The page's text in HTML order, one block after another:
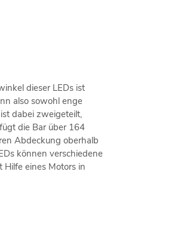
dieser LEDs ist
also sowohl enge
dabei zweigeteilt,
die Bar über 164
Abdeckung oberhalb
können verschiedene
eines Motors in